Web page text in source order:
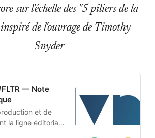
sur l'échelle des "5 piliers de la
de l'ouvrage de Timothy
Snyder
— Note
et de
la ligne éditoriale